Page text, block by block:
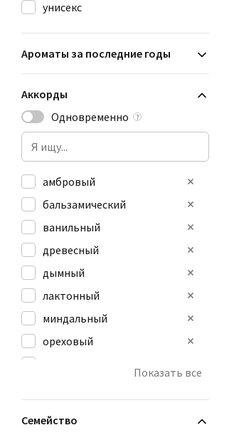
унисекс
Ароматы за последние годы
Аккорды
Одновременно
?
амбровый
бальзамический
ванильный
древесный
дымный
лактонный
миндальный
ореховый
Показать все
Семейство